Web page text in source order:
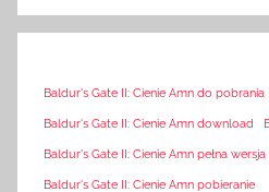
Baldur's Gate II: Cienie Amn do pobrania
Baldur's Gate II: Cienie Amn download
Baldur's Gate II: Cienie Amn pełna wersja
Baldur's Gate II: Cienie Amn pobieranie